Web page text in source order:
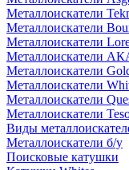
Металлоискатели
Металлоискатели
Металлоискатели
Металлоискатели
Металлоискатели
Металлоискатели
Металлоискатели
Металлоискатели
Виды
Металлоискатели б/у
Поисковые катушки